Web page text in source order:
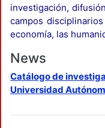
investigación,
campos
economía, las
News
Catálogo de
Universidad